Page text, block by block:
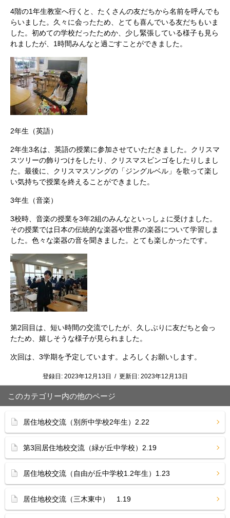
4階の1年生教室へ行くと、たくさんの友だちから名前を呼んでも
らいました。久々に会ったため、とても喜んでいる友だちもいま
した。初めての学校だったためか、少し緊張している様子も見ら
れましたが、1時間みんなと過ごすことができました。
2年生（英語）
2年生3名は、英語の授業に参加させていただきました。クリスマ
スツリーの飾りつけをしたり、クリスマスビンゴをしたりしまし
た。最後に、クリスマスソングの「ジングルベル」を歌って楽し
い気持ちで授業を終えることができました。
3年生（音楽）
3校時、音楽の授業を3年2組のみんなといっしょに受けました。
その授業では日本の伝統的な楽器や世界の楽器について学習しま
した。色々な楽器の音を聞きました。とても楽しかったです。
第2回目は、短い時間の交流でしたが、久しぶりに友だちと会っ
たため、嬉しそうな様子が見られました。
次回は、3学期を予定しています。よろしくお願いします。
登録日: 2023年12月13日 / 更新日: 2023年12月13日
このカテゴリー内の他のページ
居住地校交流（別所中学校2年生）2.22
第3回居住地校交流（緑が丘中学校）2.19
居住地校交流（自由が丘中学校1.2年生）1.23
居住地校交流（三木東中） 1.19